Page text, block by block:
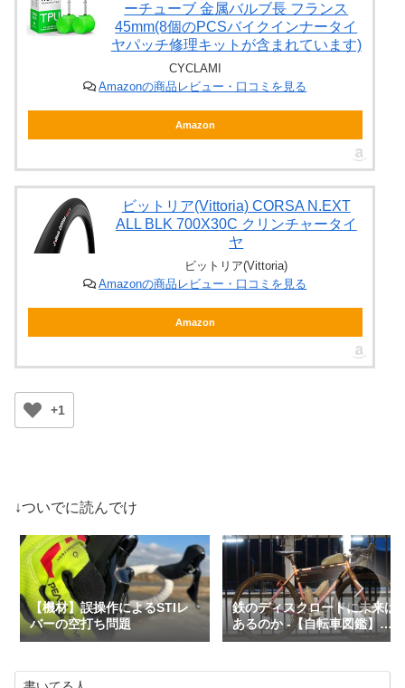
ーチューブ 金属バルブ長 フランス
45mm(8個のPCSバイクインナータイ
ヤパッチ修理キットが含まれています)
CYCLAMI
Amazonの商品レビュー・口コミを見る
Amazon
ビットリア(Vittoria) CORSA N.EXT
ALL BLK 700X30C クリンチャータイ
ヤ
ビットリア(Vittoria)
Amazonの商品レビュー・口コミを見る
Amazon
+1
↓ついでに読んでけ
【機材】誤操作によるSTIレ
バーの空打ち問題
鉄のディスクロードに未来は
あるのか -【自転車図鑑】
EXTAR PROTON 【57台目】